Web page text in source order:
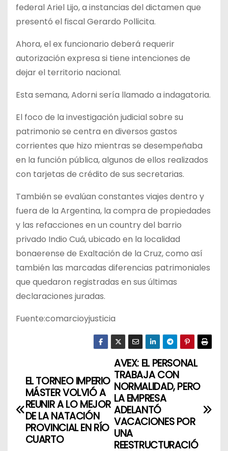
federal Ariel Lijo, a instancias del dictamen que
presentó el fiscal Gerardo Pollicita.
Ahora, el ex funcionario deberá requerir
autorización expresa si tiene intenciones de
dejar el territorio nacional.
Esta semana, Adorni sería llamado a indagatoria.
El foco de la investigación judicial sobre su
patrimonio se centra en diversos gastos
corrientes que hizo mientras se desempeñaba
en la función pública, algunos de ellos realizados
con tarjetas de crédito de sus secretarias.
También se evalúan constantes viajes dentro y
fuera de la Argentina, la compra de propiedades
y las refacciones en un country del barrio
privado Indio Cuá, ubicado en la localidad
bonaerense de Exaltación de la Cruz, como así
también las marcadas diferencias patrimoniales
que quedaron registradas en sus últimas
declaraciones juradas.
Fuente:comarcioyjusticia
v
AVEX: EL PERSONAL
TRABAJA CON
NORMALIDAD, PERO
LA EMPRESA
ADELANTÓ
VACACIONES POR
UNA
REESTRUCTURACIÓ
EL TORNEO IMPERIO
MÁSTER VOLVIÓ A
REUNIR A LO MEJOR
DE LA NATACIÓN
PROVINCIAL EN RÍO
CUARTO